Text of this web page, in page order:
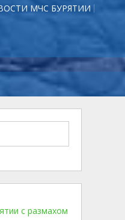
МЧС БУРЯТИИ
с размахом